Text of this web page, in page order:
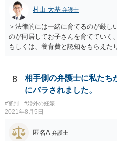
村山 大基 弁護士
＞法律的には一緒に育てるのが厳し
のが同居してお子さんを育てていく
もしくは、養育費と認知をもらえた
す。 また、認知されたことを前提
ますので、 養育費を請求できます
ったり、行方不明だったりすると、
8
相手側の弁護士に私たち
にバラされました。
#審判 #婚外の妊娠
2021年8月5日
匿名A 弁護士